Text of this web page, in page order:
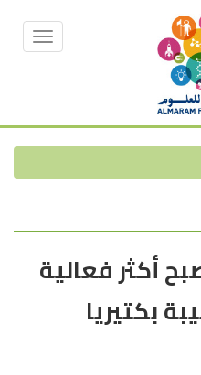
Toggle
أكثر فعالية
بكتيريا